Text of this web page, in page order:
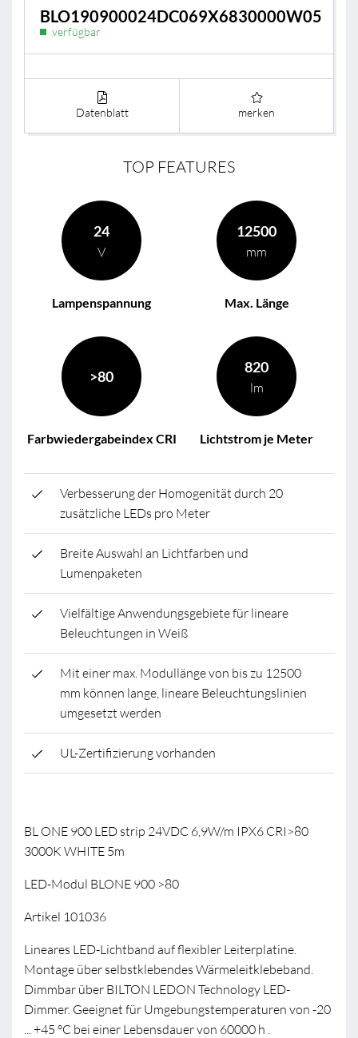
BLO190900024DC069X6830000W05
verfügbar
Datenblatt merken
TOP FEATURES
24
V
Lampenspannung
12500
mm
Max. Länge
>80
Farbwiedergabeindex CRI
820
lm
Lichtstrom je Meter
Verbesserung der Homogenität durch 20
zusätzliche LEDs pro Meter
Breite Auswahl an Lichtfarben und
Lumenpaketen
Vielfältige Anwendungsgebiete für lineare
Beleuchtungen in Weiß
Mit einer max. Modullänge von bis zu 12500
mm können lange, lineare Beleuchtungslinien
umgesetzt werden
UL-Zertifizierung vorhanden
BL ONE 900 LED strip 24VDC 6,9W/m IPX6 CRI>80
3000K WHITE 5m
LED-Modul BLONE 900 >80
Artikel 101036
Lineares LED-Lichtband auf flexibler Leiterplatine.
Montage über selbstklebendes Wärmeleitklebeband.
Dimmbar über BILTON LEDON Technology LED-
Dimmer. Geeignet für Umgebungstemperaturen von -20
... +45 °C bei einer Lebensdauer von 60000 h .